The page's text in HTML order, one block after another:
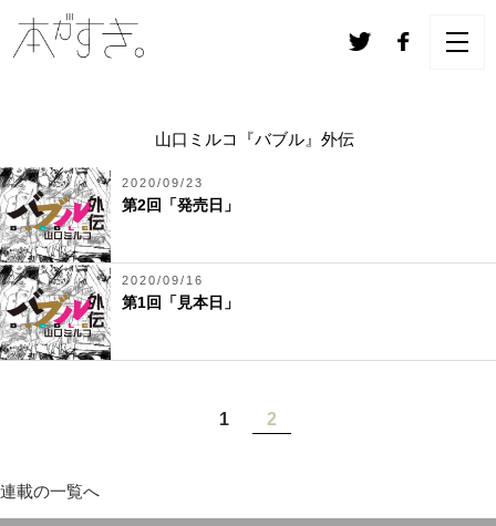
山口ミルコ『バブル』外伝
2020/09/23
第2回「発売日」
2020/09/16
第1回「見本日」
1 2
連載の一覧へ